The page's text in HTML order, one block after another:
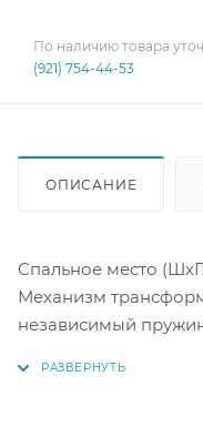
По наличию товара
(921) 754-44-53
ОПИСАНИЕ
Спальное место
Механизм
независимый